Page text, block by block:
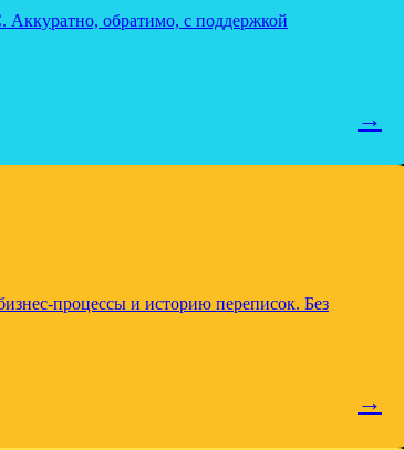
Аккуратно, обратимо, с поддержкой
→
процессы и историю переписок. Без
→